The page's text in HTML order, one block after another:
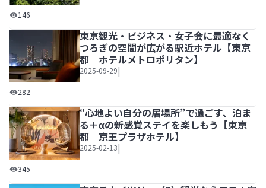
愛され続けて40余年のグランドプリンスホテル新高輪 数
146
東京観光・ビジネス・女子会に最適なくつろぎの空間が
282
東京観光・ビジネス・女子会に最適なく
つろぎの空間が広がる駅近ホテル【東京
都 ホテルメトロポリタン】
2025-09-29|
“心地よい自分の居場所”で過ごす、泊まる＋αの新感覚ス
345
“心地よい自分の居場所”で過ごす、泊ま
る＋αの新感覚ステイを楽しもう【東京
都 京王プラザホテル】
2025-02-13|